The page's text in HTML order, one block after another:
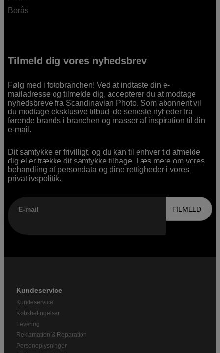
Borås
Tilmeld dig vores nyhedsbrev
Følg med i fotobranchen! Ved at indtaste din e-
mailadresse og tilmelde dig, accepterer du at modtage
nyhedsbreve fra Scandinavian Photo. Som abonnent vil
du modtage eksklusive tilbud, de seneste nyheder fra
førende brands i branchen og masser af inspiration til din
e-mail.
Dit samtykke er frivilligt, og du kan til enhver tid afmelde
dig eller trække dit samtykke tilbage. Læs mere om vores
behandling af persondata og dine rettigheder ivores
privatlivspolitik.
E-mail TILMELD
Kundeservice
Kundeservice
Købsbetingelser
Levering
Reklamation & Reparation
Personoplysninger